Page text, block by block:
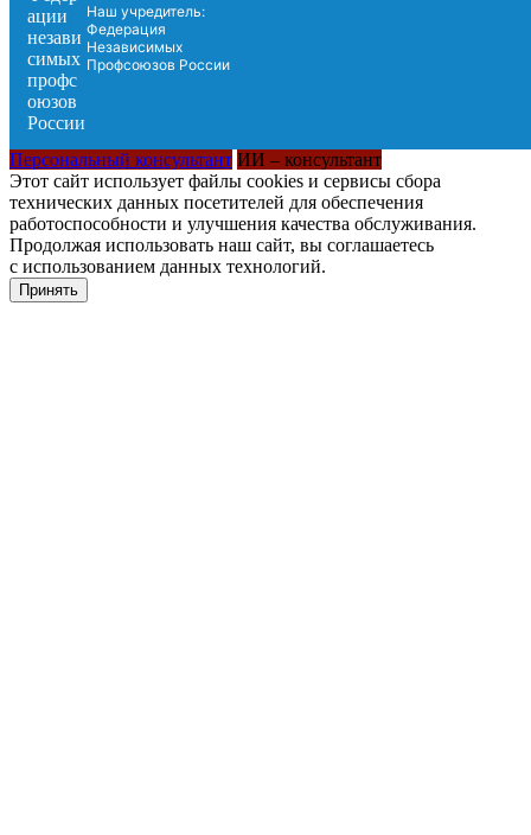
Наш учредитель:
Федерация
Независимых
Профсоюзов России
Персональный консультант ИИ – консультант
Этот сайт использует файлы cookies и сервисы сбора
технических данных посетителей для обеспечения
работоспособности и улучшения качества обслуживания.
Продолжая использовать наш сайт, вы соглашаетесь
с использованием данных технологий.
Принять